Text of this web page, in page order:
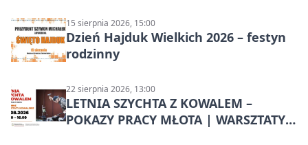
15 sierpnia 2026, 15:00
Dzień Hajduk Wielkich 2026 – festyn
rodzinny
22 sierpnia 2026, 13:00
LETNIA SZYCHTA Z KOWALEM –
POKAZY PRACY MŁOTA | WARSZTATY